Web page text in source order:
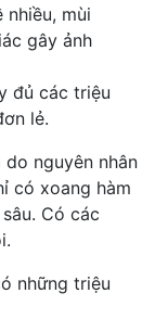
nhiều, mùi
gây ảnh
đủ các triệu
lẻ.
nguyên nhân
có xoang hàm
Có các
những triệu